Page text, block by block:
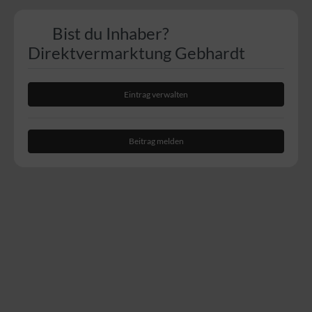
Bist du Inhaber?
Direktvermarktung Gebhardt
Eintrag verwalten
Beitrag melden